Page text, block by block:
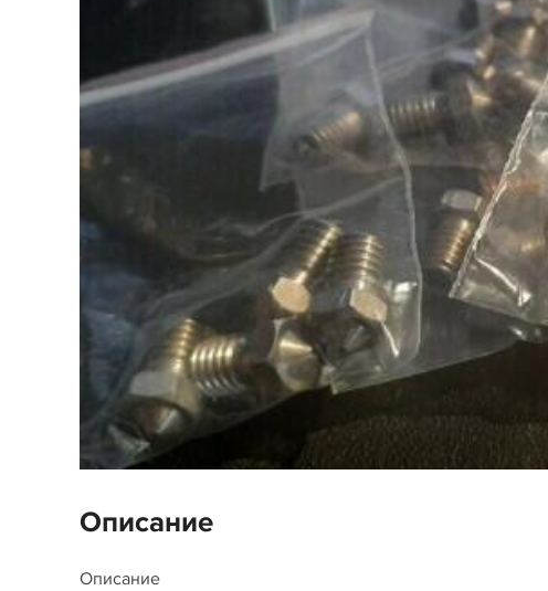
Описание
Описание